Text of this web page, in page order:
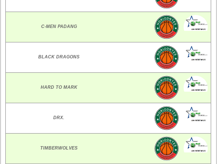
C-MEN PADANG
BLACK DRAGONS
HARD TO MARK
DRX.
TIMBERWOLVES